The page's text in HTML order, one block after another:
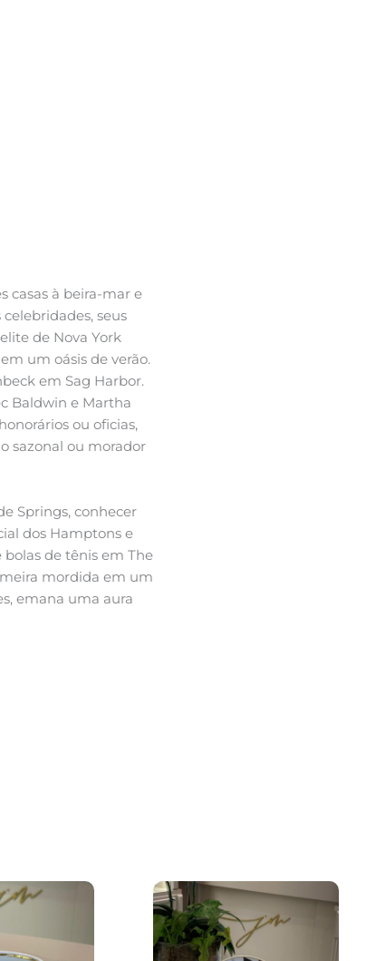
casas à beira-mar e
seus
de Nova York
um oásis de verão.
em Sag Harbor.
Baldwin e Martha
ou oficias,
sazonal ou morador
Springs, conhecer
dos Hamptons e
de tênis em The
mordida em um
emana uma aura